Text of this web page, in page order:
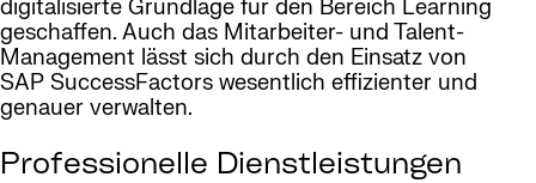
digitalisierte Grundlage für den Bereich Learning
geschaffen. Auch das Mitarbeiter- und Talent-
Management lässt sich durch den Einsatz von
SAP SuccessFactors wesentlich effizienter und
genauer verwalten.
Professionelle Dienstleistungen